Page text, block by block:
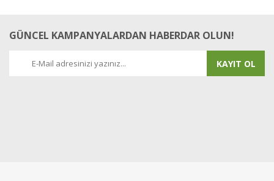
GÜNCEL KAMPANYALARDAN HABERDAR OLUN!
KAYIT OL